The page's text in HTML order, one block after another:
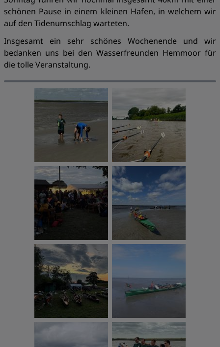
schönen Pause in einem kleinen Hafen, in welchem wir
auf den Tidenumschlag warteten.
Insgesamt ein sehr schönes Wochenende und wir
bedanken uns bei den Wasserfreunden Hemmoor für
die tolle Veranstaltung.